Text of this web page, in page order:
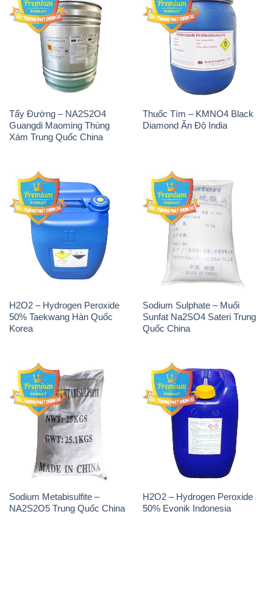
Tẩy Đường – NA2S2O4
Guangdi Maoming Thùng
Xám Trung Quốc China
Thuốc Tím – KMNO4 Black
Diamond Ấn Độ India
H2O2 – Hydrogen Peroxide
50% Taekwang Hàn Quốc
Korea
Sodium Sulphate – Muối
Sunfat Na2SO4 Sateri Trung
Quốc China
Sodium Metabisulfite –
NA2S2O5 Trung Quốc China
H2O2 – Hydrogen Peroxide
50% Evonik Indonesia